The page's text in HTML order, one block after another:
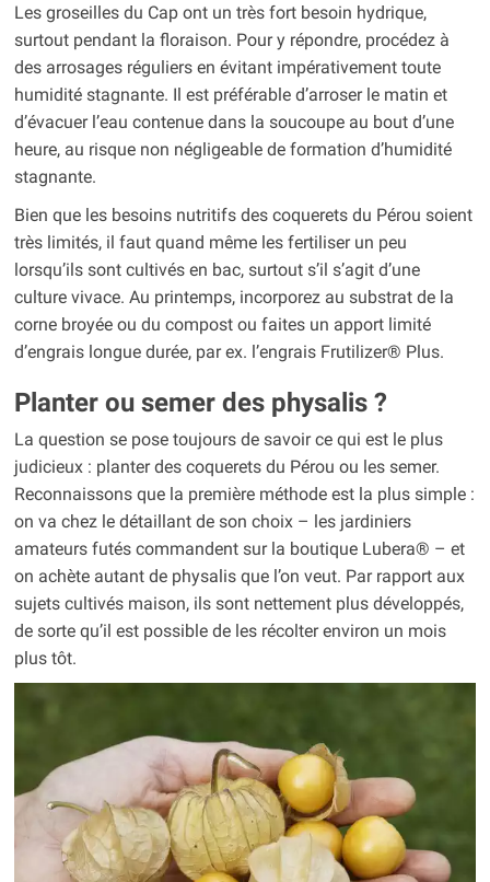
Les groseilles du Cap ont un très fort besoin hydrique,
surtout pendant la floraison. Pour y répondre, procédez à
des arrosages réguliers en évitant impérativement toute
humidité stagnante. Il est préférable d’arroser le matin et
d’évacuer l’eau contenue dans la soucoupe au bout d’une
heure, au risque non négligeable de formation d’humidité
stagnante.
Bien que les besoins nutritifs des coquerets du Pérou soient
très limités, il faut quand même les fertiliser un peu
lorsqu’ils sont cultivés en bac, surtout s’il s’agit d’une
culture vivace. Au printemps, incorporez au substrat de la
corne broyée ou du compost ou faites un apport limité
d’engrais longue durée, par ex. l’engrais Frutilizer® Plus.
Planter ou semer des physalis ?
La question se pose toujours de savoir ce qui est le plus
judicieux : planter des coquerets du Pérou ou les semer.
Reconnaissons que la première méthode est la plus simple :
on va chez le détaillant de son choix – les jardiniers
amateurs futés commandent sur la boutique Lubera® – et
on achète autant de physalis que l’on veut. Par rapport aux
sujets cultivés maison, ils sont nettement plus développés,
de sorte qu’il est possible de les récolter environ un mois
plus tôt.